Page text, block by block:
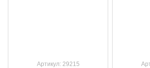
Артикул: 29215